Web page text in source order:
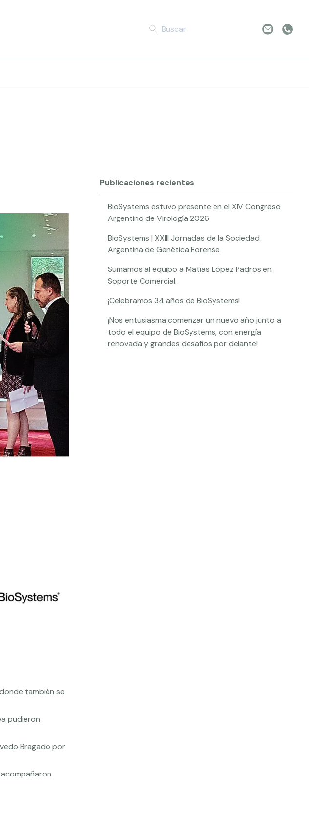
Future
también se
pudieron
Bragado por
Publicaciones recientes
BioSystems estuvo presente en el XIV Congreso
Argentino de Virología 2026
BioSystems | XXIII Jornadas de la Sociedad
Argentina de Genética Forense
Sumamos al equipo a Matías López Padros en
Soporte Comercial.
¡Celebramos 34 años de BioSystems!
¡Nos entusiasma comenzar un nuevo año junto a
todo el equipo de BioSystems, con energía
renovada y grandes desafíos por delante!